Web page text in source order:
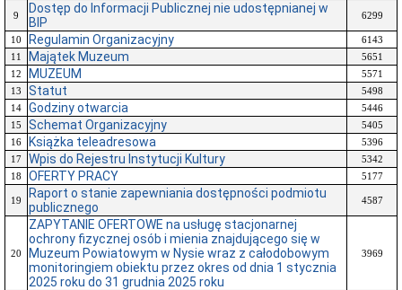
9
Dostęp do Informacji Publicznej nie udostępnianej w
BIP
6299
10 Regulamin Organizacyjny
6143
11
Majątek Muzeum
5651
12
MUZEUM
5571
13
Statut
5498
14
Godziny otwarcia
5446
15
Schemat Organizacyjny
5405
16
Książka teleadresowa
5396
17
Wpis do Rejestru Instytucji Kultury
5342
18
OFERTY PRACY 5177
19
Raport o stanie zapewniania dostępności podmiotu
publicznego
4587
20
ZAPYTANIE OFERTOWE na usługę stacjonarnej
ochrony fizycznej osób i mienia znajdującego się w
Muzeum Powiatowym w Nysie wraz z całodobowym
monitoringiem obiektu przez okres od dnia 1 stycznia
2025 roku do 31 grudnia 2025 roku
3969